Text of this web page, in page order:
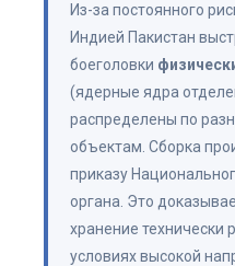
Из-за постоянного
Индией Пакистан
боеголовки
(ядерные ядра
распределены по
объектам. Сборка
приказу
органа. Это
хранение технически
условиях высокой